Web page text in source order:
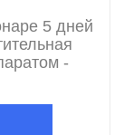
5 дней
-